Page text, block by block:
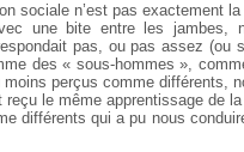
sociale n’est pas exactement
une bite entre les
pas, ou pas assez (ou
des « sous-hommes »,
moins perçus comme différents,
reçu le même apprentissage de
différents qui a pu nous